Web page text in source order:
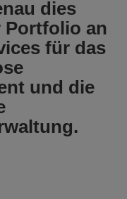
dies
Portfolio an
für das
und die